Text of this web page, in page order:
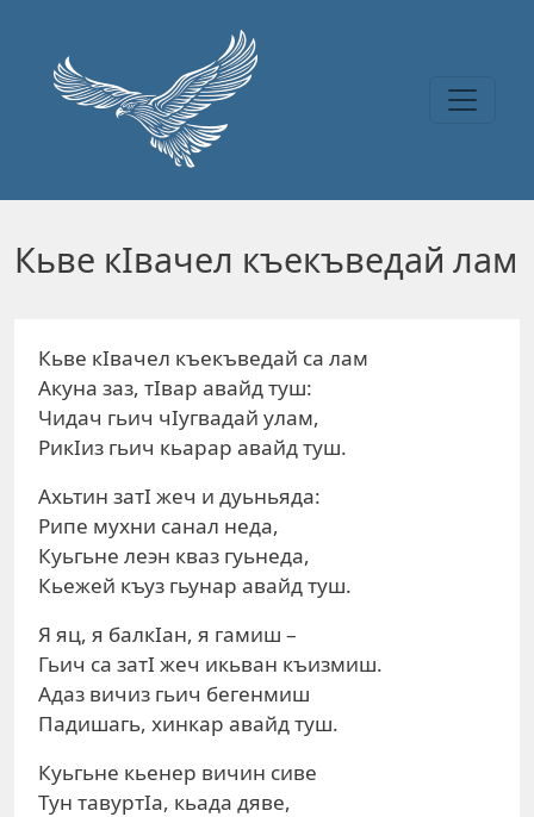
Кьве кIвачел къекъведай лам
Кьве кIвачел къекъведай са лам
Акуна заз, тIвар авайд туш:
Чидач гьич чIугвадай улам,
РикIиз гьич кьарар авайд туш.
Ахьтин затI жеч и дуьньяда:
Рипе мухни санал неда,
Куьгьне леэн кваз гуьнеда,
Кьежей къуз гьунар авайд туш.
Я яц, я балкIан, я гамиш –
Гьич са затI жеч икьван къизмиш.
Адаз вичиз гьич бегенмиш
Падишагь, хинкар авайд туш.
Куьгьне кьенер вичин сиве
Тун тавуртIа, кьада дяве,